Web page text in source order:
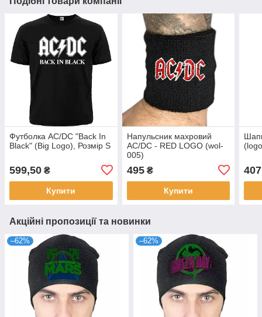
Футболка AC/DC "Back In
Black" (Big Logo), Розмір S
599,50 ₴
Купити
Напульсник махровий
AC/DC - RED LOGO (wol-
005)
495₴
Купити
407
Акційні пропозиції та новинки
–62% –62%